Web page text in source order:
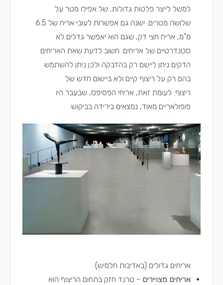
למשל לייצר פלטות גדולות, של אפילו מטר על
שלושה מטרים. ישנה גם אפשרות לעובי אריח של 6.5
מ"מ, אריח חצי דק, שגם הוא יאפשר גדלים לא
סטנדרטיים של אריחים. חשוב לדעת שאת האריחים
הדקים ניתן ליישם רק בהדבקה ולכן ניתן להשתמש
בהם רק על ריצוף קיים ולא ביישום חדש של
ריצוף. לעומת זאת, אריחי הפסיפס, שבעבר היו
פופולאריים מאוד, נמצאים בירידה בביקוש.
אריחים גדולים (באדיבות חלמיש)
אריחים מצויירים - טרנד חזק בתחום הריצוף הוא